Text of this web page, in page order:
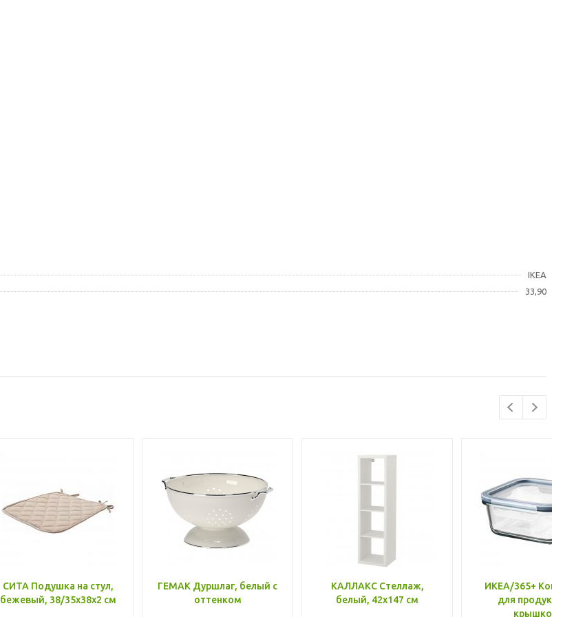
IKEA
33,90
СИТА Подушка на стул,
бежевый, 38/35x38x2 см
ГЕМАК Дуршлаг, белый с
оттенком
КАЛЛАКС Стеллаж,
белый, 42x147 см
ИКЕА/365+
для
крышкой,